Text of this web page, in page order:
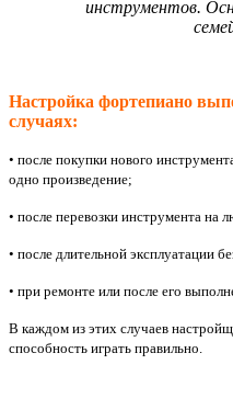
инструментов.
Настройка фортепиано
случаях:
• после покупки нового
одно произведение;
• после перевозки инструмента на
• после длительной эксплуатации
• при ремонте или после его
В каждом из этих случаев
способность играть правильно.